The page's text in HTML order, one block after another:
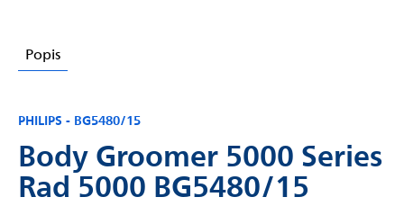
Popis
PHILIPS - BG5480/15
Body Groomer 5000 Series
Rad 5000 BG5480/15